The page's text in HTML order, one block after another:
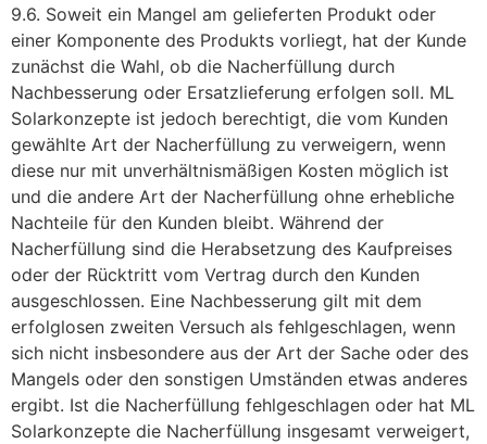
9.6. Soweit ein Mangel am gelieferten Produkt oder
einer Komponente des Produkts vorliegt, hat der Kunde
zunächst die Wahl, ob die Nacherfüllung durch
Nachbesserung oder Ersatzlieferung erfolgen soll. ML
Solarkonzepte ist jedoch berechtigt, die vom Kunden
gewählte Art der Nacherfüllung zu verweigern, wenn
diese nur mit unverhältnismäßigen Kosten möglich ist
und die andere Art der Nacherfüllung ohne erhebliche
Nachteile für den Kunden bleibt. Während der
Nacherfüllung sind die Herabsetzung des Kaufpreises
oder der Rücktritt vom Vertrag durch den Kunden
ausgeschlossen. Eine Nachbesserung gilt mit dem
erfolglosen zweiten Versuch als fehlgeschlagen, wenn
sich nicht insbesondere aus der Art der Sache oder des
Mangels oder den sonstigen Umständen etwas anderes
ergibt. Ist die Nacherfüllung fehlgeschlagen oder hat ML
Solarkonzepte die Nacherfüllung insgesamt verweigert,